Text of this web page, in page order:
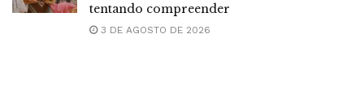
tentando compreender
3 DE AGOSTO DE 2026